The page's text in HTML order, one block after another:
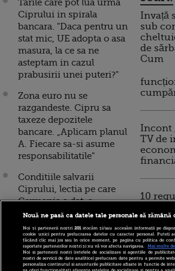
Ciprului in spirala
bancara. "Daca pentru un
stat mic, UE adopta o asa
masura, la ce sa ne
asteptam in cazul
prabusirii unei puteri?"
Zona euro nu se
razgandeste. Cipru sa
taxeze depozitele
bancare. „Aplicam planul
A. Fiecare sa-si asume
responsabilitatile"
Conditiile salvarii
Ciprului, lectia pe care
Germania a dat-o
Europei, ca sa arate cine
detine puterea
Costurile de asigurare a
datoriei Ciprului au
Invață
sub
de
Cum
Incont
TV de
10
Nouă ne pasă ca datele tale personale să rămână
Noi și partenerii noștri201stocăm și/sau accesăm informații pe
cookie unici pentru prelucrarea datelor cu caracter personal. Puteți
făcând clic mai jos sau în orice moment, pe pagina cu politica de
raportate partenerilor noștri și nu vă vor afecta navigarea.
Mai multe
Noi si partenerii nostri (retelele de socializare si agentiile de
nostri de servicii de date analitice) prelucram date pentru a permite
personaliza continutul si anunturile publicitare afisate in functie de